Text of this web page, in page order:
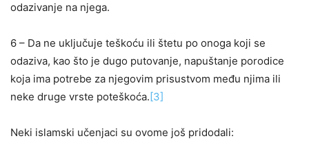
odazivanje na njega.
6 – Da ne uključuje teškoću ili štetu po onoga koji se
odaziva, kao što je dugo putovanje, napuštanje porodice
koja ima potrebe za njegovim prisustvom među njima ili
neke druge vrste poteškoća.[3]
Neki islamski učenjaci su ovome još pridodali: